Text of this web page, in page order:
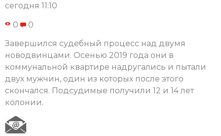
сегодня 11:10
0 0
Завершился судебный процесс над двумя
новодвинцами. Осенью 2019 года они в
коммунальной квартире надругались и пытали
двух мужчин, один из которых после этого
скончался. Подсудимые получили 12 и 14 лет
колонии.